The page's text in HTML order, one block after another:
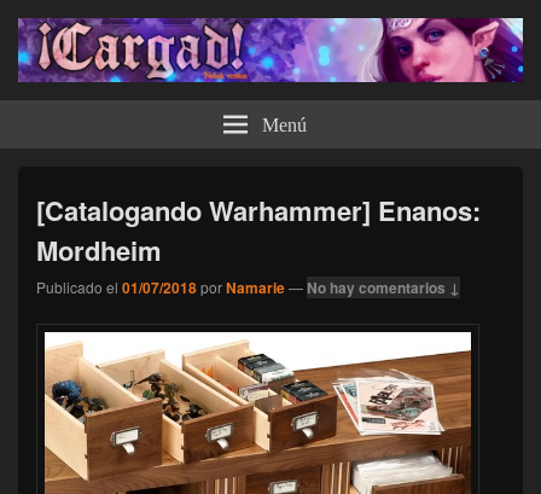
¡Cargad! Menú
[Catalogando Warhammer] Enanos:
Mordheim
Publicado el 01/07/2018porNamarie— No hay comentarios ↓